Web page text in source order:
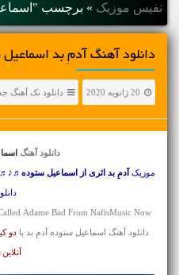
نفیس موزیک » برچسب
دانلود آهنگ آدمِ بد
20 ژانویه 2020 دانلود تک آهنگ
دانلود آهنگ
موزیک آدمِ بد اثری از اسماعیل ستوده
Adame Bad From NafisMusic Now
دانلود آهنگ اسماعیل ستوده آدمِ بد بادو